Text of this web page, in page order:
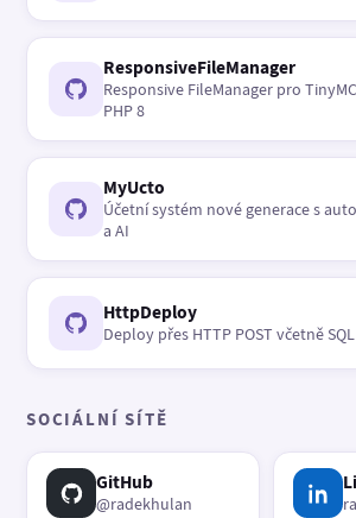
ResponsiveFileManager
Responsive FileManager pro
PHP 8
MyUcto
Účetní systém nové generace s
a AI
HttpDeploy
Deploy přes HTTP POST včetně
SOCIÁLNÍ SÍTĚ
GitHub
@radekhulan